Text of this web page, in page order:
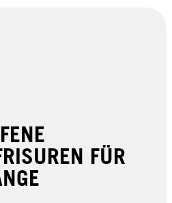
FÜR